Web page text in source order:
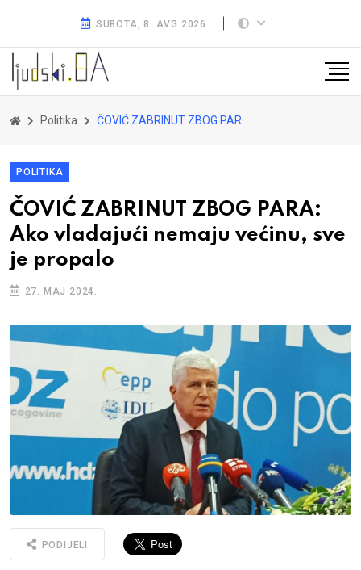
SUBOTA, 8. AVG 2026.
Politika ČOVIĆ ZABRINUT ZBOG PARA: Ako vladajući nemaju većinu, sve je propalo
POLITIKA
ČOVIĆ ZABRINUT ZBOG PARA:
Ako vladajući nemaju većinu, sve
je propalo
27. MAJ 2024.
PODIJELI